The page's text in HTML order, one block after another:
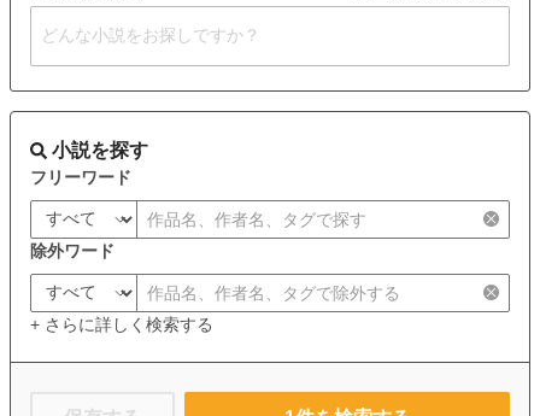
小説を探す
フリーワード
除外ワード
+ さらに詳しく検索する